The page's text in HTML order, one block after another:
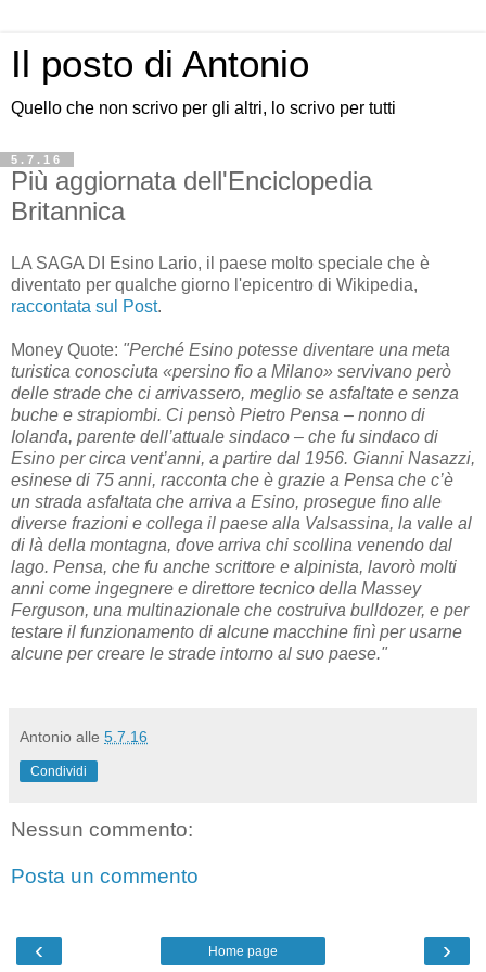
Il posto di Antonio
Quello che non scrivo per gli altri, lo scrivo per tutti
5.7.16
Più aggiornata dell'Enciclopedia
Britannica
LA SAGA DI Esino Lario, il paese molto speciale che è
diventato per qualche giorno l'epicentro di Wikipedia,
raccontata sul Post.
Money Quote: "Perché Esino potesse diventare una meta
turistica conosciuta «persino fio a Milano» servivano però
delle strade che ci arrivassero, meglio se asfaltate e senza
buche e strapiombi. Ci pensò Pietro Pensa – nonno di
Iolanda, parente dell’attuale sindaco – che fu sindaco di
Esino per circa vent’anni, a partire dal 1956. Gianni Nasazzi,
esinese di 75 anni, racconta che è grazie a Pensa che c’è
un strada asfaltata che arriva a Esino, prosegue fino alle
diverse frazioni e collega il paese alla Valsassina, la valle al
di là della montagna, dove arriva chi scollina venendo dal
lago. Pensa, che fu anche scrittore e alpinista, lavorò molti
anni come ingegnere e direttore tecnico della Massey
Ferguson, una multinazionale che costruiva bulldozer, e per
testare il funzionamento di alcune macchine finì per usarne
alcune per creare le strade intorno al suo paese."
Antonio alle 5.7.16
Condividi
Nessun commento:
Posta un commento
‹ ›
Home page